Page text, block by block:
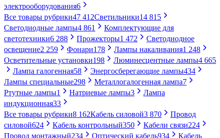
электрооборудования6
Все товары рубрики47 412Светильники14 815
Светодиодные лампы4 861
Комплектующие для
светотехники6 288 Прожекторы1 472
Светодиодное
освещение2 259 Фонари178 Лампы накаливания1 248
Осветительные установки198 Люминесцентные лампы4 665
Лампа галогенная58 Энергосберегающие лампы434
Лампы специальные298 Металлогалогенная лампа7
Ртутные лампы1 Натриевые лампы3
Лампа
индукционная33
Все товары рубрики8 162Кабель силовой3 870
Провод
силовой624 Кабель контрольный350 Кабели связи224
Провод монтажный234 Оптический кабель934
Кабель